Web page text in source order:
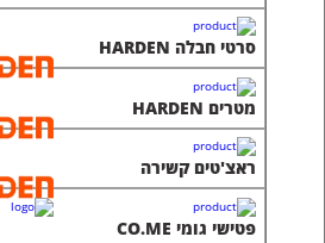
סרטי חבלה HARDEN
מטרים HARDEN
ראצ'טים קשירה
פטישי גומי CO.ME